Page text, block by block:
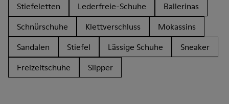
Stiefeletten Lederfreie-Schuhe
Ballerinas
Schnürschuhe
Klettverschluss
Mokassins
Sandalen
Stiefel Lässige Schuhe
Sneaker
Freizeitschuhe
Slipper